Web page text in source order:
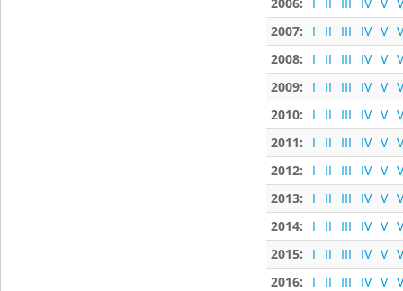
2007:
I II III IV V
2008:
I II III IV V
2009:
I II III IV V
2010:
I II III IV V
2011:
I II III IV V
2012:
I II III IV V
2013:
I II III IV V
2014:
I II III IV V
2015:
I II III IV V
2016:
I II III IV V